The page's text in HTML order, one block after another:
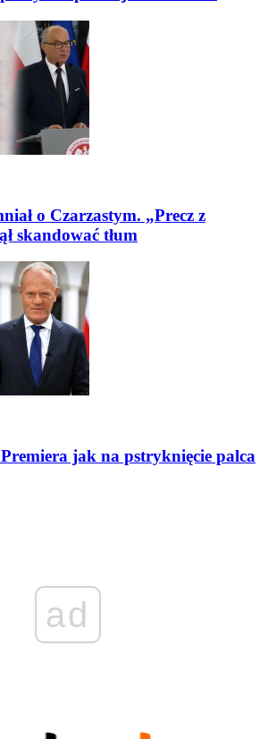
o Czarzastym. „Precz z
skandować tłum
jak na pstryknięcie palca
ad